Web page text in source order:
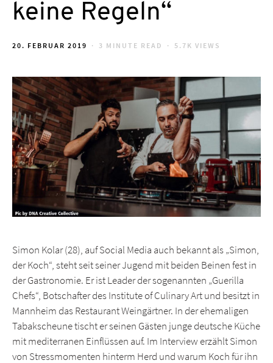
keine Regeln“
POSTED
20. FEBRUAR 2019 3 MINUTE READ 5.7K VIEWS
Simon Kolar (28), auf Social Media auch bekannt als „Simon,
der Koch“, steht seit seiner Jugend mit beiden Beinen fest in
der Gastronomie. Er ist Leader der sogenannten „Guerilla
Chefs“, Botschafter des Institute of Culinary Art und besitzt in
Mannheim das Restaurant Weingärtner. In der ehemaligen
Tabakscheune tischt er seinen Gästen junge deutsche Küche
mit mediterranen Einflüssen auf. Im Interview erzählt Simon
von Stressmomenten hinterm Herd und warum Koch für ihn